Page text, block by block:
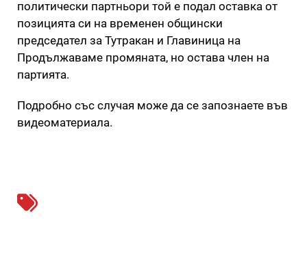
политически партньори той е подал оставка от
позицията си на временен общински
председател за Тутракан и Главиница на
Продължаваме промяната, но остава член на
партията.
Подробно със случая може да се запознаете във
видеоматериала.